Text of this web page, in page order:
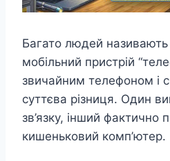
Багато людей
мобільний пристрій
звичайним телефоном і
суттєва різниця. Один
зв’язку, інший фактично
кишеньковий комп’ютер.